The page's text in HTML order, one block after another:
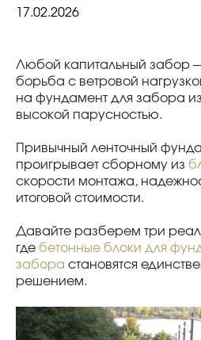
17.02.2026
Любой капитальный забор
борьба с ветровой
на фундамент для забора
высокой парусностью.
Привычный ленточный
проигрывает сборному из
скорости монтажа,
итоговой стоимости.
Давайте разберем три
где бетонные блоки для
забора становятся
решением.